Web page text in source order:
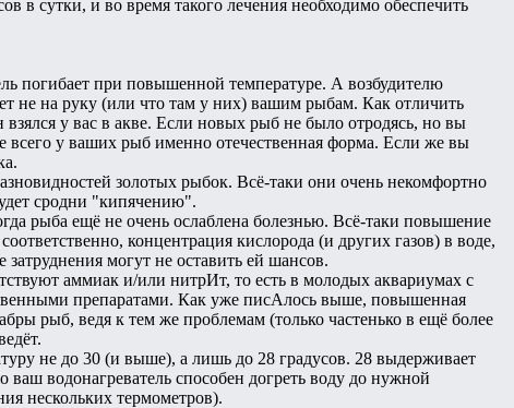
в сутки, и во время такого лечения необходимо обеспечить
погибает при повышенной температуре. А возбудителю
не на руку (или что там у них) вашим рыбам. Как отличить
взялся у вас в акве. Если новых рыб не было отродясь, но вы
у ваших рыб именно отечественная форма. Если же вы
золотых рыбок. Всё-таки они очень некомфортно
сродни "кипячению".
рыба ещё не очень ослаблена болезнью. Всё-таки повышение
концентрация кислорода (и других газов) в воде,
могут не оставить ей шансов.
аммиак и/или нитрИт, то есть в молодых аквариумах с
препаратами. Как уже писАлось выше, повышенная
рыб, ведя к тем же проблемам (только частенько в ещё более
не до 30 (и выше), а лишь до 28 градусов. 28 выдерживает
ваш водонагреватель способен догреть воду до нужной
нескольких термометров).